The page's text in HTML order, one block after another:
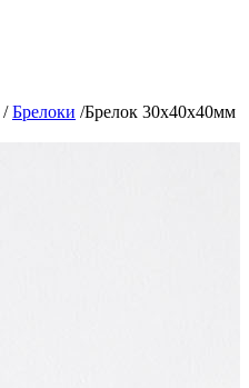
/ Брелоки /Брелок 30х40х40мм